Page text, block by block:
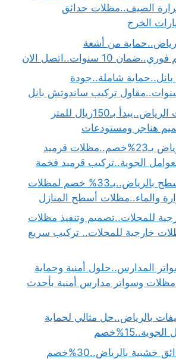
الصيف..مظلات حدائق
الخرج
من أشعة
شاملة..جودة
هناجر ومستودعات الرياض..يبدأ بـ150ريال للمتر
هناجر ومستودعات
مظلات قرميد بالرياض بـ23%خصم..مظلات قرميد
الجوية..تركيب قرميد فخمة
تركيب مظلات السطح بالرياض..بـ33% خصم لمظلات
والماء..مظلات أسطح المنازل
للمحلات..تصميم وتنفيذ مظلات
خارجية للمحلات.. تركيب سريع
المدارس..حلول أمنية وحماية
وسواتر مدارس أمنية بأحدث
بالرياض..حل مثالي لحماية
تركيب مظلات حدائق خشبية بالرياض..30%خصم